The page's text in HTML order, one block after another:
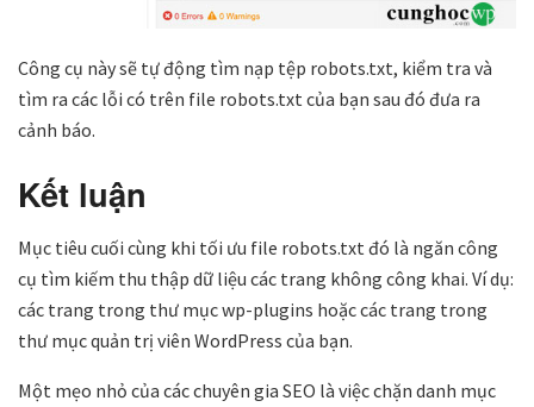
Công cụ này sẽ tự động tìm nạp tệp robots.txt, kiểm tra và
tìm ra các lỗi có trên file robots.txt của bạn sau đó đưa ra
cảnh báo.
Kết luận
Mục tiêu cuối cùng khi tối ưu file robots.txt đó là ngăn công
cụ tìm kiếm thu thập dữ liệu các trang không công khai. Ví dụ:
các trang trong thư mục wp-plugins hoặc các trang trong
thư mục quản trị viên WordPress của bạn.
Một mẹo nhỏ của các chuyên gia SEO là việc chặn danh mục